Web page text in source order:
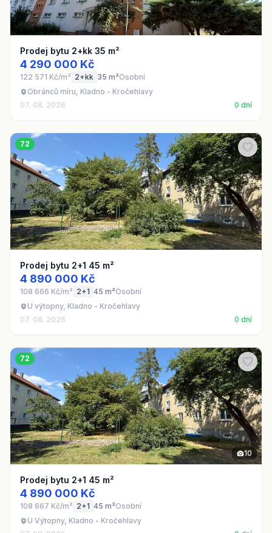
Prodej bytu 2+kk 35 m²
4 290 000 Kč
122 571 Kč/m² 2+kk 35 m²Osobní
Obránců míru, Kladno - Kročehlavy
07. 08. 2026
0 dní
72
Prodej bytu 2+1 45 m²
4 890 000 Kč
108 666 Kč/m² 2+1 45 m²Osobní
U výtopny, Kladno - Kročehlavy
07. 08. 2026
0 dní
72
10
Prodej bytu 2+1 45 m²
4 890 000 Kč
108 667 Kč/m² 2+1 45 m²Osobní
U Výtopny, Kladno - Kročehlavy